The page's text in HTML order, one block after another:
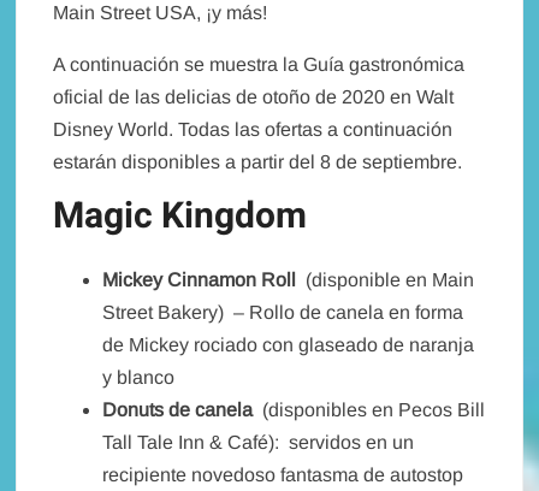
Main Street USA, ¡y más!
A continuación se muestra la Guía gastronómica
oficial de las delicias de otoño de 2020 en Walt
Disney World. Todas las ofertas a continuación
estarán disponibles a partir del 8 de septiembre.
Magic Kingdom
Mickey Cinnamon Roll (disponible en Main
Street Bakery) – Rollo de canela en forma
de Mickey rociado con glaseado de naranja
y blanco
Donuts de canela (disponibles en Pecos Bill
Tall Tale Inn & Café): servidos en un
recipiente novedoso fantasma de autostop